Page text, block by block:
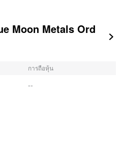
Moon Metals Ord

การถือหุ้น
--